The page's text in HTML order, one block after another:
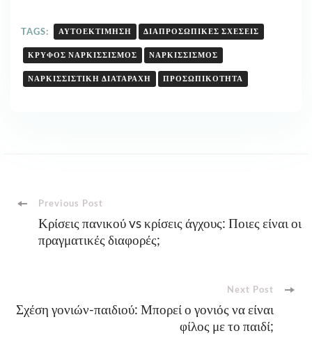
TAGS: ΑΥΤΟΕΚΤΊΜΗΣΗ ΔΙΑΠΡΟΣΩΠΙΚΈΣ ΣΧΈΣΕΙΣ
ΚΡΥΦΌΣ ΝΑΡΚΙΣΣΙΣΜΌΣ ΝΑΡΚΙΣΣΙΣΜΌΣ
ΝΑΡΚΙΣΣΙΣΤΙΚΉ ΔΙΑΤΑΡΑΧΉ ΠΡΟΣΩΠΙΚΌΤΗΤΑ
Post
Navigation
Previous Post
Κρίσεις πανικού vs κρίσεις άγχους: Ποιες είναι οι
πραγματικές διαφορές;
Next Post
Σχέση γονιών-παιδιού: Μπορεί ο γονιός να είναι
φίλος με το παιδί;